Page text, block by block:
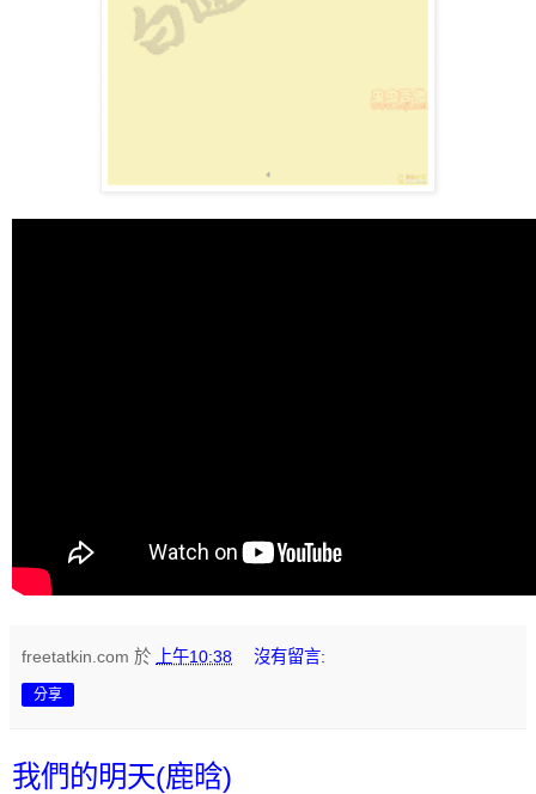
freetatkin.com 於 上午10:38 沒有留言:
分享
我們的明天(鹿晗)